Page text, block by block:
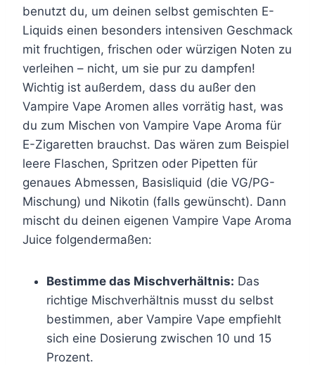
r
e
V
a
p
e
M
e
n
g
e
benutzt du, um deinen selbst gemischten E-
Liquids einen besonders intensiven Geschmack
mit fruchtigen, frischen oder würzigen Noten zu
verleihen – nicht, um sie pur zu dampfen!
Wichtig ist außerdem, dass du außer den
Vampire Vape Aromen alles vorrätig hast, was
du zum Mischen von Vampire Vape Aroma für
E-Zigaretten brauchst. Das wären zum Beispiel
leere Flaschen, Spritzen oder Pipetten für
genaues Abmessen, Basisliquid (die VG/PG-
Mischung) und Nikotin (falls gewünscht). Dann
mischt du deinen eigenen Vampire Vape Aroma
Juice folgendermaßen:
Bestimme das Mischverhältnis: Das
richtige Mischverhältnis musst du selbst
bestimmen, aber Vampire Vape empfiehlt
sich eine Dosierung zwischen 10 und 15
Prozent.